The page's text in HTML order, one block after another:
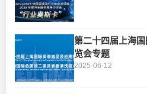
第二十四届上海
览会专题
2025-06-12